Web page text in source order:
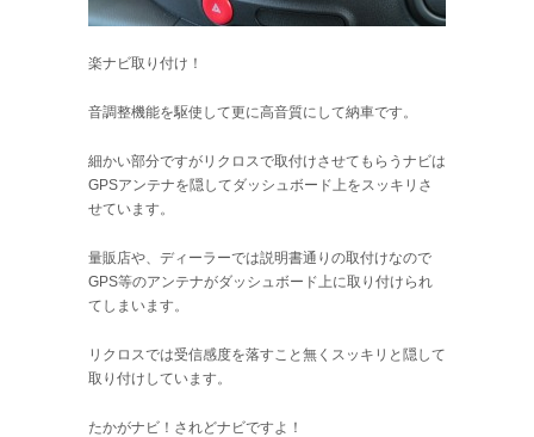
楽ナビ取り付け！
音調整機能を駆使して更に高音質にして納車です。
細かい部分ですがリクロスで取付けさせてもらうナビは
GPSアンテナを隠してダッシュボード上をスッキリさ
せています。
量販店や、ディーラーでは説明書通りの取付けなので
GPS等のアンテナがダッシュボード上に取り付けられ
てしまいます。
リクロスでは受信感度を落すこと無くスッキリと隠して
取り付けしています。
たかがナビ！されどナビですよ！